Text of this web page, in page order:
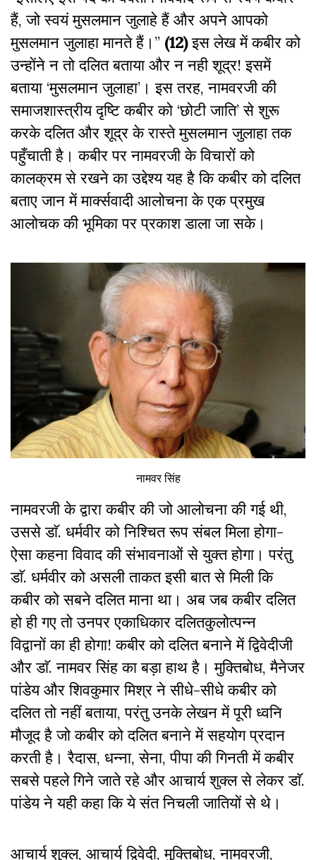
हैं, जो स्वयं मुसलमान जुलाहे हैं और अपने आपको
मुसलमान जुलाहा मानते हैं।’’ (12)इस लेख में कबीर को
उन्होंने न तो दलित बताया और न नही शूद्र! इसमें
बताया ‘मुसलमान जुलाहा’। इस तरह, नामवरजी की
समाजशास्त्रीय दृष्टि कबीर को ‘छोटी जाति’ से शुरू
करके दलित और शूद्र के रास्ते मुसलमान जुलाहा तक
पहुँचाती है। कबीर पर नामवरजी के विचारों को
कालक्रम से रखने का उद्देश्य यह है कि कबीर को दलित
बताए जान में मार्क्सवादी आलोचना के एक प्रमुख
आलोचक की भूमिका पर प्रकाश डाला जा सके।
नामवर सिंह
नामवरजी के द्वारा कबीर की जो आलोचना की गई थी,
उससे डाॅ. धर्मवीर को निश्चित रूप संबल मिला होगा-
ऐसा कहना विवाद की संभावनाओं से युक्त होगा। परंतु
डाॅ. धर्मवीर को असली ताकत इसी बात से मिली कि
कबीर को सबने दलित माना था। अब जब कबीर दलित
हो ही गए तो उनपर एकाधिकार दलितकुलोत्पन्न
विद्वानों का ही होगा! कबीर को दलित बनाने में द्विवेदीजी
और डाॅ. नामवर सिंह का बड़ा हाथ है। मुक्तिबोध, मैनेजर
पांडेय और शिवकुमार मिश्र ने सीधे-सीधे कबीर को
दलित तो नहीं बताया, परंतु उनके लेखन में पूरी ध्वनि
मौजूद है जो कबीर को दलित बनाने में सहयोग प्रदान
करती है। रैदास, धन्ना, सेना, पीपा की गिनती में कबीर
सबसे पहले गिने जाते रहे और आचार्य शुक्ल से लेकर डाॅ.
पांडेय ने यही कहा कि ये संत निचली जातियों से थे।
आचार्य शुक्ल, आचार्य द्विवेदी, मुक्तिबोध, नामवरजी,